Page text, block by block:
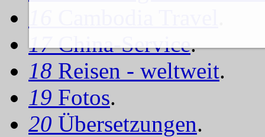
17China-Service.
18 Reisen - weltweit.
19 Fotos.
20 Übersetzungen.